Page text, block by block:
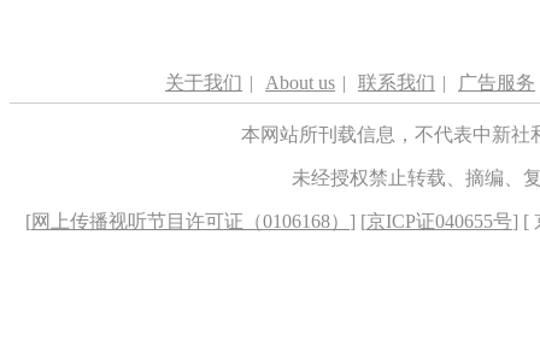
关于我们 | About us | 联系我们 | 广告服务
本网站所刊载信息，不代表中新
未经授权禁止转载、摘编、
[网上传播视听节目许可证（0106168） ] [京ICP证040655号] [